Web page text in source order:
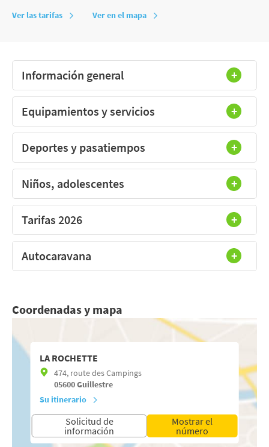
Ver las tarifas Ver en el mapa
Información general
Equipamientos y servicios
Deportes y pasatiempos
Niños, adolescentes
Tarifas 2026
Autocaravana
Coordenadas y mapa
LA ROCHETTE
474, route des Campings
05600Guillestre
Su itinerario
Solicitud de
información
Mostrar el
número